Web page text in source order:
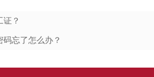
证？
忘了怎么办？